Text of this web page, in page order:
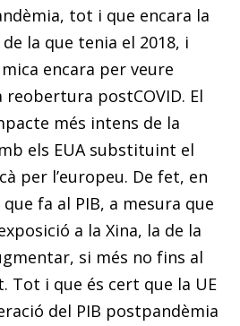
tot i que encara la
la que tenia el 2018, i
encara per veure
reobertura postCOVID. El
més intens de la
els EUA substituint el
per l’europeu. De fet, en
fa al PIB, a mesura que
a la Xina, la de la
si més no fins al
Tot i que és cert que la UE
del PIB postpandèmia